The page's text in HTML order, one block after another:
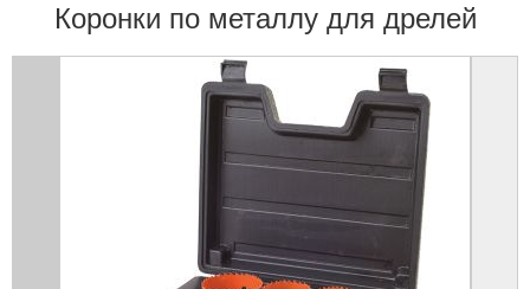
Коронки по металлу для дрелей